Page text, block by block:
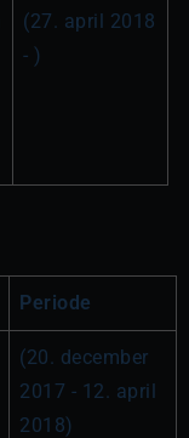
(27. april 2018
- )
Periode
(20. december
2017 - 12. april
2018)